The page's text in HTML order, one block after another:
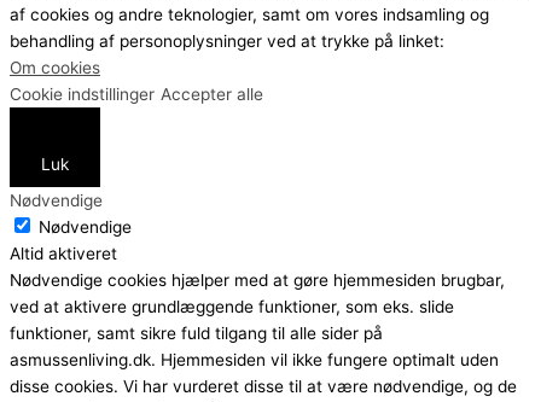
af cookies og andre teknologier, samt om vores indsamling og
behandling af personoplysninger ved at trykke på linket:
Om cookies
Cookie indstillinger Accepter alle
Luk
Nødvendige
Nødvendige
Altid aktiveret
Nødvendige cookies hjælper med at gøre hjemmesiden brugbar,
ved at aktivere grundlæggende funktioner, som eks. slide
funktioner, samt sikre fuld tilgang til alle sider på
asmussenliving.dk. Hjemmesiden vil ikke fungere optimalt uden
disse cookies. Vi har vurderet disse til at være nødvendige, og de